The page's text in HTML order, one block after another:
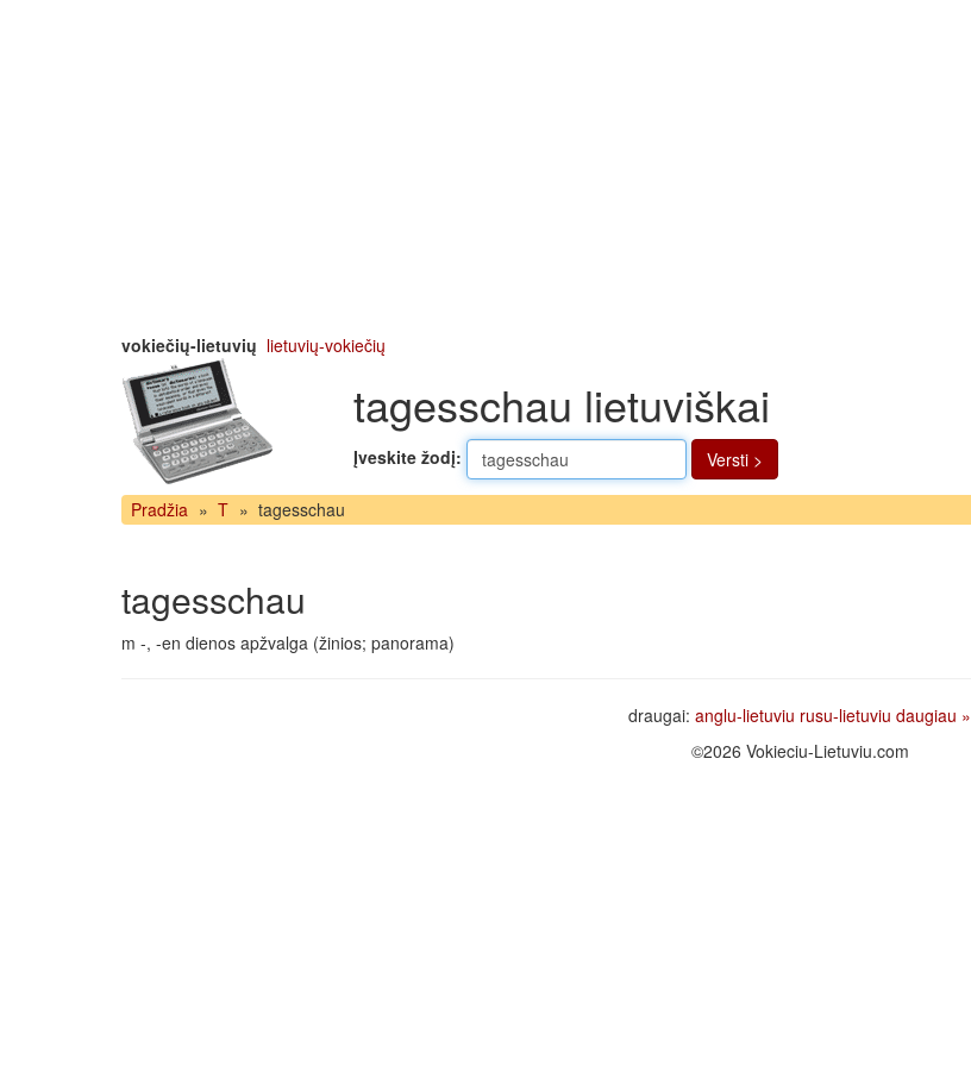
vokiečių-lietuvių lietuvių-vokiečių
tagesschau lietuviškai
Įveskite žodį: Versti >
Pradžia » T » tagesschau
tagesschau
m -, -en dienos apžvalga (žinios; panorama)
draugai: anglu-lietuviu rusu-lietuviu daugiau »
©2026 Vokieciu-Lietuviu.com